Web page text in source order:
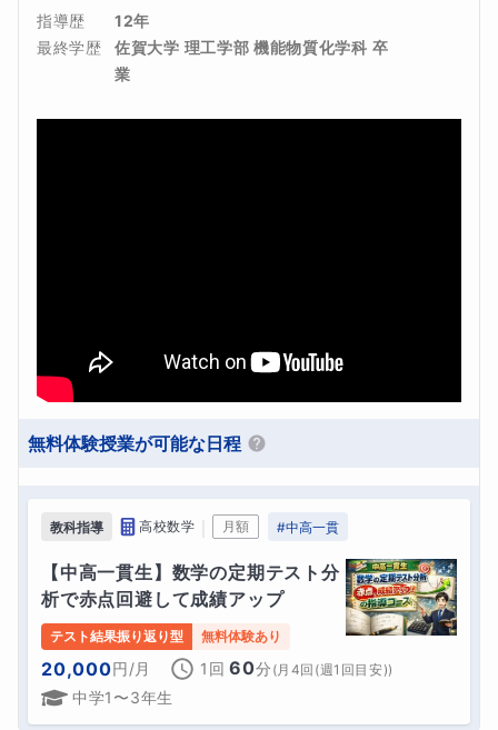
指導歴
12年
最終学歴
佐賀大学 理工学部 機能物質化学科 卒
業
無料体験授業が可能な日程
教科指導 高校数学 月額 #中高一貫
【中高一貫生】数学の定期テスト分
析で赤点回避して成績アップ
テスト結果振り返り型 無料体験あり
20,000円/月 1回 60分 (月4回(週1回目安))
中学1〜3年生